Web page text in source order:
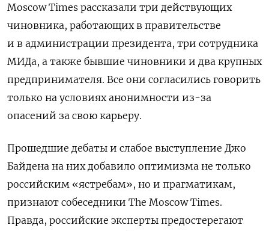
Moscow Times рассказали три действующих
чиновника, работающих в правительстве
и в администрации президента, три сотрудника
МИДа, а также бывшие чиновники и два крупных
предпринимателя. Все они согласились говорить
только на условиях анонимности из-за
опасений за свою карьеру.
Прошедшие дебаты и слабое выступление Джо
Байдена на них добавило оптимизма не только
российским «ястребам», но и прагматикам,
признают собеседники The Moscow Times.
Правда, российские эксперты предостерегают